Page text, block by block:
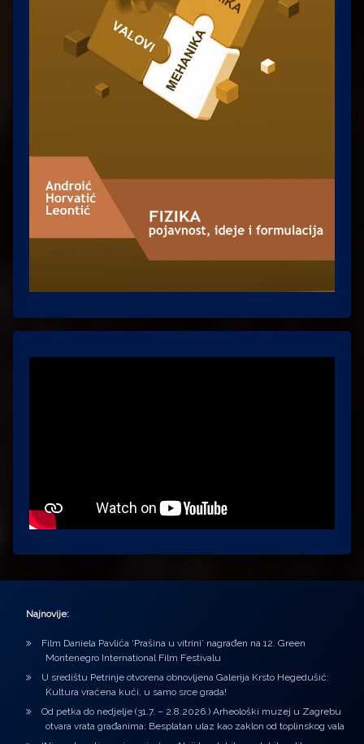
Najnovije:
Film Daniela Pavlića ‘Prašina u vitrini’ nagrađen na 12. Green
Montenegro International Film Festivalu
U središtu Petrinje otvorena obnovljena Galerija Krsto Hegedušić:
Kultura vraćena kući, u samo srce grada!
Od petka do nedjelje (31.7. – 2.8.2026.) Arheološki muzej u Zagrebu
otvara vrata građanima: Besplatan ulaz kao zaklon od toplinskog vala